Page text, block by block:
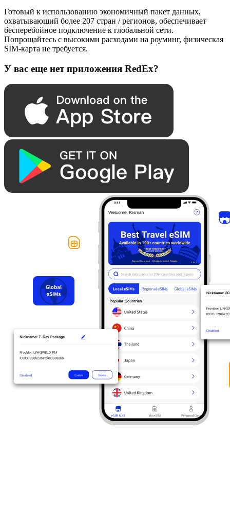
Готовый к использованию экономичный пакет данных,
охватывающий более 207 стран / регионов, обеспечивает
бесперебойное подключение к глобальной сети.
Попрощайтесь с высокими расходами на роуминг, физическая
SIM-карта не требуется.
У вас еще нет приложения RedEx?